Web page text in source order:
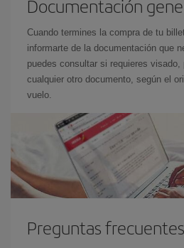
Documentación
Cuando termines la compra de tu
informarte de la documentación que
puedes consultar si requieres visado,
cualquier otro documento, según el
vuelo.
Preguntas frecuentes